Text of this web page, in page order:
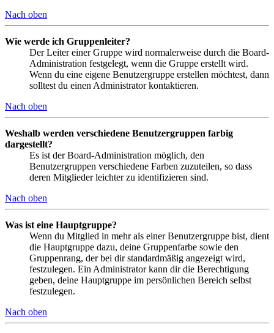
Nach oben
Wie werde ich Gruppenleiter?
Der Leiter einer Gruppe wird normalerweise durch die Board-
Administration festgelegt, wenn die Gruppe erstellt wird.
Wenn du eine eigene Benutzergruppe erstellen möchtest, dann
solltest du einen Administrator kontaktieren.
Nach oben
Weshalb werden verschiedene Benutzergruppen farbig
dargestellt?
Es ist der Board-Administration möglich, den
Benutzergruppen verschiedene Farben zuzuteilen, so dass
deren Mitglieder leichter zu identifizieren sind.
Nach oben
Was ist eine Hauptgruppe?
Wenn du Mitglied in mehr als einer Benutzergruppe bist, dient
die Hauptgruppe dazu, deine Gruppenfarbe sowie den
Gruppenrang, der bei dir standardmäßig angezeigt wird,
festzulegen. Ein Administrator kann dir die Berechtigung
geben, deine Hauptgruppe im persönlichen Bereich selbst
festzulegen.
Nach oben